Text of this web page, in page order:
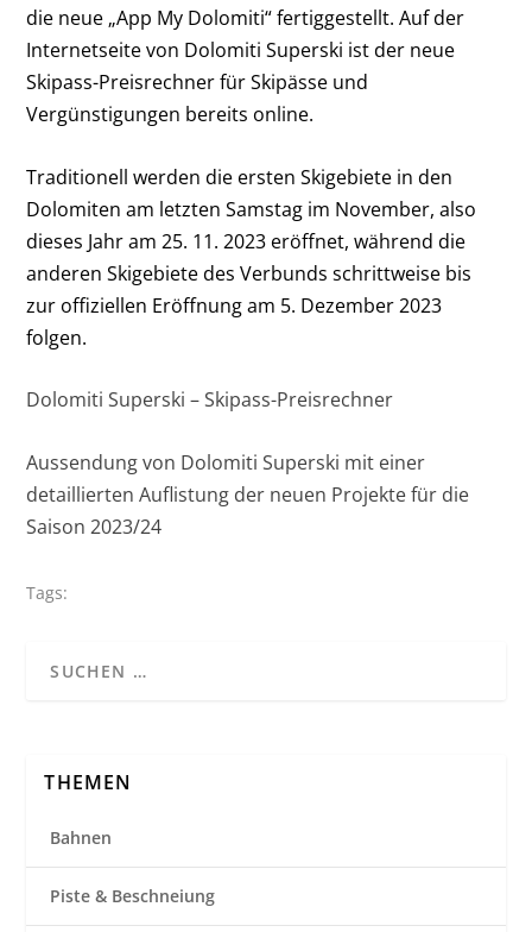
die neue „App My Dolomiti“ fertiggestellt. Auf der
Internetseite von Dolomiti Superski ist der neue
Skipass-Preisrechner für Skipässe und
Vergünstigungen bereits online.
Traditionell werden die ersten Skigebiete in den
Dolomiten am letzten Samstag im November, also
dieses Jahr am 25. 11. 2023 eröffnet, während die
anderen Skigebiete des Verbunds schrittweise bis
zur offiziellen Eröffnung am 5. Dezember 2023
folgen.
Dolomiti Superski – Skipass-Preisrechner
Aussendung von Dolomiti Superski mit einer
detaillierten Auflistung der neuen Projekte für die
Saison 2023/24
Tags:
THEMEN
Bahnen
Piste & Beschneiung